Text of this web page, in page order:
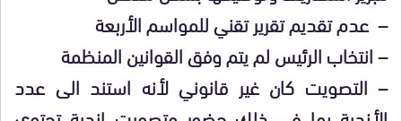
– عدم تقديم تقرير تقني للمواسم الأربعة
– انتخاب الرئيس لم يتم وفق القوانين المنظمة
– التصويت كان غير قانوني لأنه استند الى عدد